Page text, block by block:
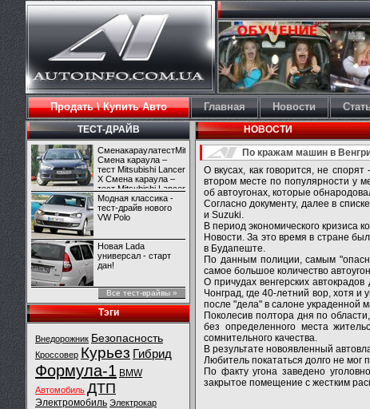
Продать \ Купить Авто Главная Новости
ТЕСТ-ДРАЙВ
СменакараулатестMitsubishiLancerX
Смена караула –
тест Mitsubishi Lancer
X Смена караула –
тест Mitsubishi Lancer
X
Модная классика -
тест-драйв нового
VW Polo
Новая Lada
универсал - старт
дан!
Все тест-врайвы »
Тэги
Внедорожник Безопасность
Кроссовер Курьез Гибрид
Формула-1 BMW
Автомобиль ДТП
Электромобиль Электрокар
НОВОСТИ
По кражам машин в
О вкусах, как говорится, не
втором месте по популярности у
об автоугонах, которые
Согласно документу, далее в
и Suzuki.
В период экономического кризиса
Новости. За это время в стране
в Будапеште.
По данным полиции, самым
самое большое количество
О причудах венгерских
Чонград, где 40-летний вор, хотя и
после "дела" в салоне украденной
Поколесив полтора дня по
без определенного места
сомнительного качества.
В результате новоявленный
Любитель покататься долго не мог
По факту угона заведено
закрытое помещение с жестким